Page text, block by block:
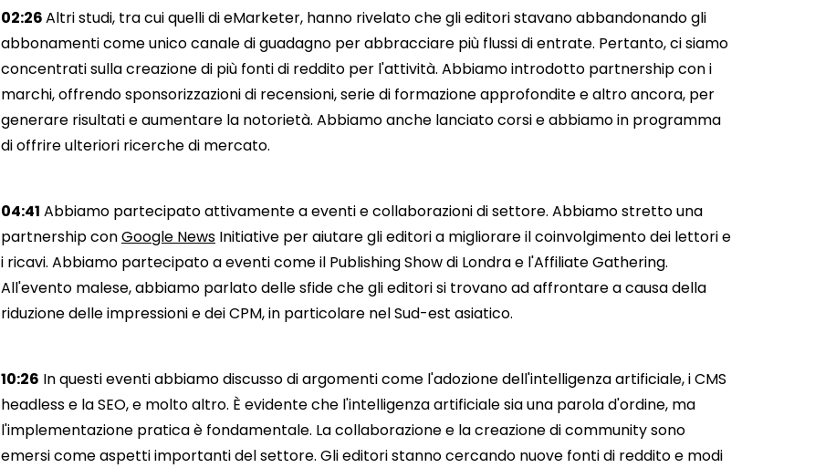
02:26Altri studi, tra cui quelli di eMarketer, hanno rivelato che gli editori stavano abbandonando gli
abbonamenti come unico canale di guadagno per abbracciare più flussi di entrate. Pertanto, ci siamo
concentrati sulla creazione di più fonti di reddito per l'attività. Abbiamo introdotto partnership con i
marchi, offrendo sponsorizzazioni di recensioni, serie di formazione approfondite e altro ancora, per
generare risultati e aumentare la notorietà. Abbiamo anche lanciato corsi e abbiamo in programma
di offrire ulteriori ricerche di mercato.
04:41 Abbiamo partecipato attivamente a eventi e collaborazioni di settore. Abbiamo stretto una
partnership conGoogle News Initiative per aiutare gli editori a migliorare il coinvolgimento dei lettori e
i ricavi. Abbiamo partecipato a eventi come il Publishing Show di Londra e l'Affiliate Gathering.
All'evento malese, abbiamo parlato delle sfide che gli editori si trovano ad affrontare a causa della
riduzione delle impressioni e dei CPM, in particolare nel Sud-est asiatico.
10:26 In questi eventi abbiamo discusso di argomenti come l'adozione dell'intelligenza artificiale, i CMS
headless e la SEO, e molto altro. È evidente che l'intelligenza artificiale sia una parola d'ordine, ma
l'implementazione pratica è fondamentale. La collaborazione e la creazione di community sono
emersi come aspetti importanti del settore. Gli editori stanno cercando nuove fonti di reddito e modi